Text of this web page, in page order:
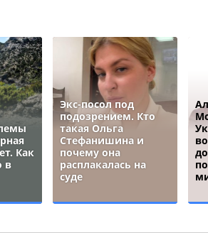
Как
в
Экс-посол под
подозрением. Кто
такая Ольга
Стефанишина и
почему она
расплакалась на
суде